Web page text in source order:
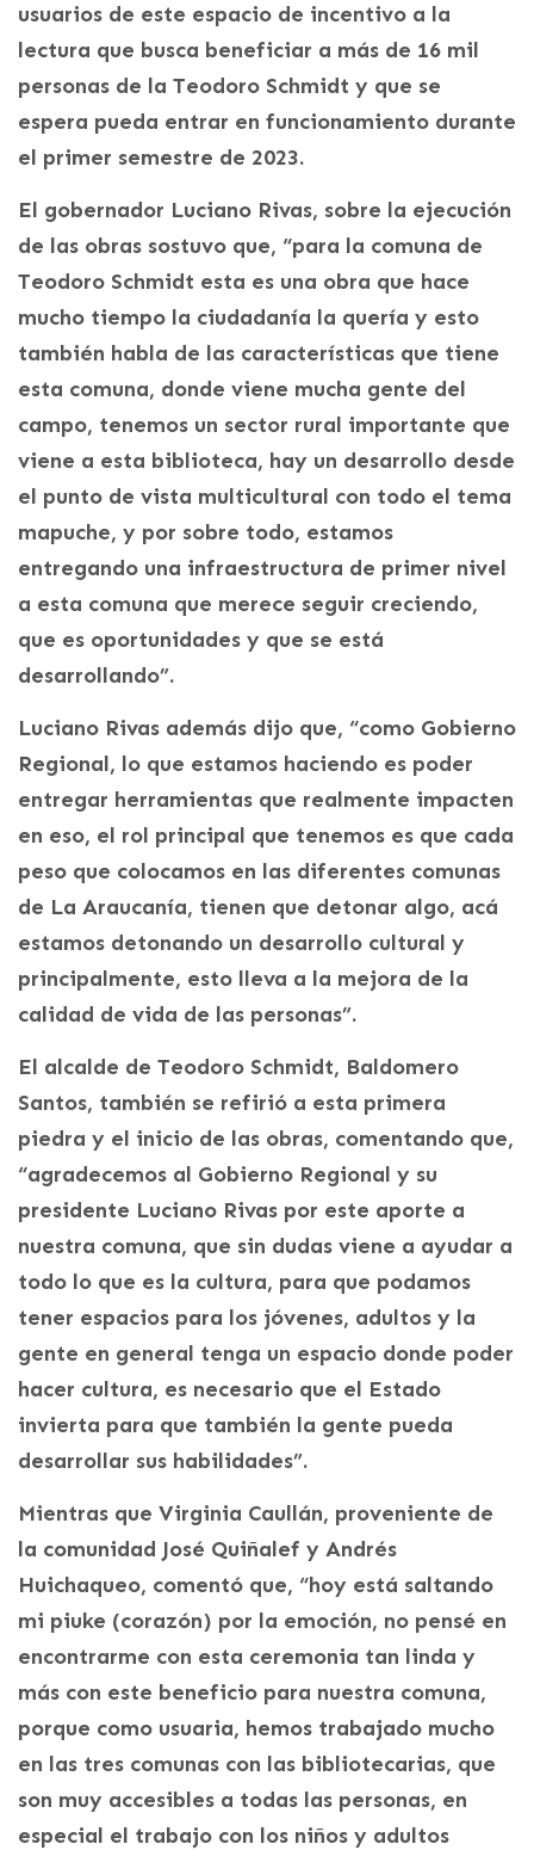
usuarios de este espacio de incentivo a la
lectura que busca beneficiar a más de 16 mil
personas de la Teodoro Schmidt y que se
espera pueda entrar en funcionamiento durante
el primer semestre de 2023.
El gobernador Luciano Rivas, sobre la ejecución
de las obras sostuvo que, “para la comuna de
Teodoro Schmidt esta es una obra que hace
mucho tiempo la ciudadanía la quería y esto
también habla de las características que tiene
esta comuna, donde viene mucha gente del
campo, tenemos un sector rural importante que
viene a esta biblioteca, hay un desarrollo desde
el punto de vista multicultural con todo el tema
mapuche, y por sobre todo, estamos
entregando una infraestructura de primer nivel
a esta comuna que merece seguir creciendo,
que es oportunidades y que se está
desarrollando”.
Luciano Rivas además dijo que, “como Gobierno
Regional, lo que estamos haciendo es poder
entregar herramientas que realmente impacten
en eso, el rol principal que tenemos es que cada
peso que colocamos en las diferentes comunas
de La Araucanía, tienen que detonar algo, acá
estamos detonando un desarrollo cultural y
principalmente, esto lleva a la mejora de la
calidad de vida de las personas”.
El alcalde de Teodoro Schmidt, Baldomero
Santos, también se refirió a esta primera
piedra y el inicio de las obras, comentando que,
“agradecemos al Gobierno Regional y su
presidente Luciano Rivas por este aporte a
nuestra comuna, que sin dudas viene a ayudar a
todo lo que es la cultura, para que podamos
tener espacios para los jóvenes, adultos y la
gente en general tenga un espacio donde poder
hacer cultura, es necesario que el Estado
invierta para que también la gente pueda
desarrollar sus habilidades”.
Mientras que Virginia Caullán, proveniente de
la comunidad José Quiñalef y Andrés
Huichaqueo, comentó que, “hoy está saltando
mi piuke (corazón) por la emoción, no pensé en
encontrarme con esta ceremonia tan linda y
más con este beneficio para nuestra comuna,
porque como usuaria, hemos trabajado mucho
en las tres comunas con las bibliotecarias, que
son muy accesibles a todas las personas, en
especial el trabajo con los niños y adultos